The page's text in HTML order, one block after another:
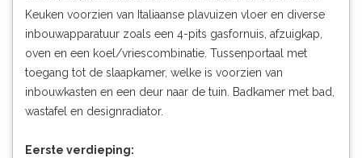
Keuken voorzien van Italiaanse plavuizen vloer en diverse
inbouwapparatuur zoals een 4-pits gasfornuis, afzuigkap,
oven en een koel/vriescombinatie. Tussenportaal met
toegang tot de slaapkamer, welke is voorzien van
inbouwkasten en een deur naar de tuin. Badkamer met bad,
wastafel en designradiator.
Eerste verdieping: